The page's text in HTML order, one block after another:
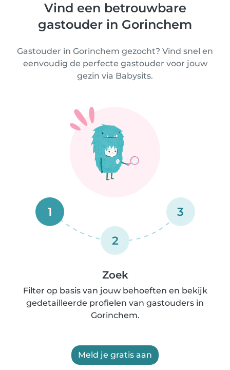
Vind een betrouwbare
gastouder in Gorinchem
Gastouder in Gorinchem gezocht? Vind snel en
eenvoudig de perfecte gastouder voor jouw
gezin via Babysits.
1
2
3
Zoek
Filter op basis van jouw behoeften en bekijk
gedetailleerde profielen van gastouders in
Gorinchem.
Meld je gratis aan